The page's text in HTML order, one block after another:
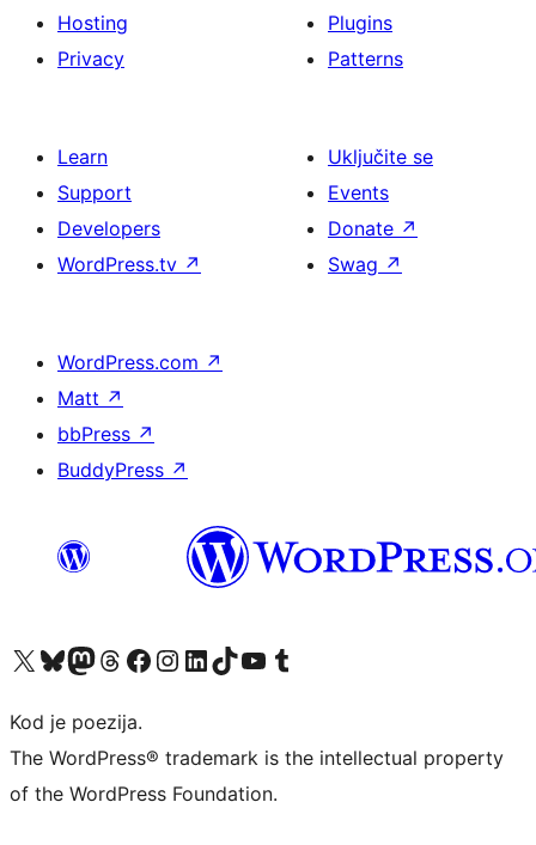
Hosting
Privacy
Plugins
Patterns
Learn
Support
Developers
WordPress.tv ↗
Uključite se
Events
Donate ↗
Swag ↗
WordPress.com ↗
Matt ↗
bbPress ↗
BuddyPress ↗
Visit our X (formerly Twitter) account
Visit our Bluesky account
Visit our Mastodon account
Visit our Threads account
Visit our Facebook page
Visit our Instagram account
Visit our LinkedIn account
Visit our TikTok account
Visit our YouTube channel
Visit our Tumblr account
Kod je poezija.
The WordPress® trademark is the intellectual property
of the WordPress Foundation.